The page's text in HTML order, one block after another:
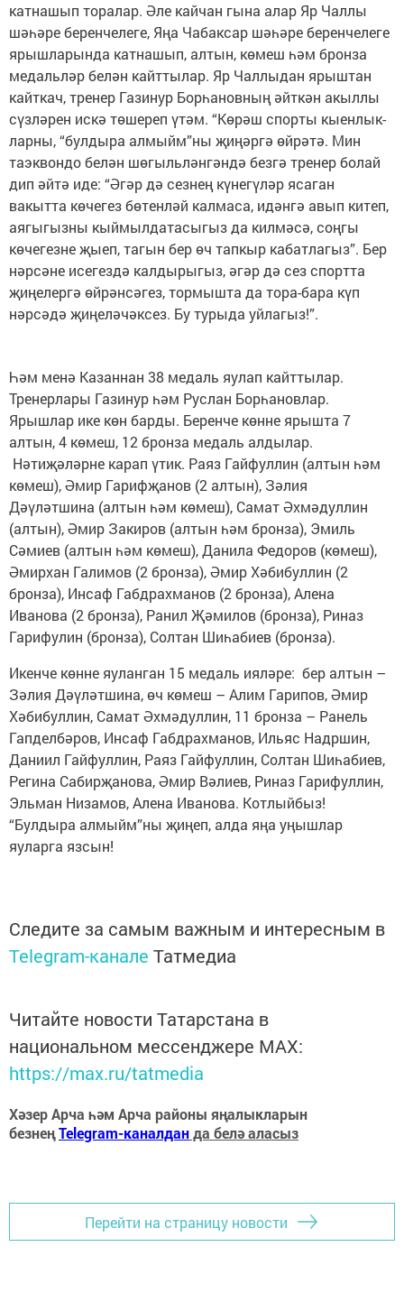
катнашып торалар. Әле кайчан гына алар Яр Чаллы
шәһәре беренчелеге, Яңа Чабаксар шәһәре беренчелеге
ярышларында катнашып, алтын, көмеш һәм бронза
медальләр белән кайттылар. Яр Чаллыдан ярыштан
кайткач, тренер Газинур Борһановның әйткән акыллы
сүзләрен искә төшереп үтәм. “Көрәш спорты кыенлык-
ларны, “булдыра алмыйм”ны җиңәргә өйрәтә. Мин
таэквондо белән шөгыльләнгәндә безгә тренер болай
дип әйтә иде: “Әгәр дә сезнең күнегүләр ясаган
вакытта көчегез бөтенләй калмаса, идәнгә авып китеп,
аягыгызны кыймылдатасыгыз да килмәсә, соңгы
көчегезне җыеп, тагын бер өч тапкыр кабатлагыз”. Бер
нәрсәне исегездә калдырыгыз, әгәр дә сез спортта
җиңелергә өйрәнсәгез, тормышта да тора-бара күп
нәрсәдә җиңеләчәксез. Бу турыда уйлагыз!”.
Һәм менә Казаннан 38 медаль яулап кайттылар.
Тренерлары Газинур һәм Руслан Борһановлар.
Ярышлар ике көн барды. Беренче көнне ярышта 7
алтын, 4 көмеш, 12 бронза медаль алдылар.
Нәтиҗәләрне карап үтик. Раяз Гайфуллин (алтын һәм
көмеш), Әмир Гарифҗанов (2 алтын), Зәлия
Дәүләтшина (алтын һәм көмеш), Самат Әхмәдуллин
(алтын), Әмир Закиров (алтын һәм бронза), Эмиль
Сәмиев (алтын һәм көмеш), Данила Федоров (көмеш),
Әмирхан Галимов (2 бронза), Әмир Хәбибуллин (2
бронза), Инсаф Габдрахманов (2 бронза), Алена
Иванова (2 бронза), Ранил Җәмилов (бронза), Риназ
Гарифулин (бронза), Солтан Шиһабиев (бронза).
Икенче көнне яуланган 15 медаль ияләре: бер алтын –
Зәлия Дәүләтшина, өч көмеш – Алим Гарипов, Әмир
Хәбибуллин, Самат Әхмәдуллин, 11 бронза – Ранель
Гапделбәров, Инсаф Габдрахманов, Ильяс Надршин,
Даниил Гайфуллин, Раяз Гайфуллин, Солтан Шиһабиев,
Регина Сабирҗанова, Әмир Вәлиев, Риназ Гарифуллин,
Эльман Низамов, Алена Иванова. Котлыйбыз!
“Булдыра алмыйм”ны җиңеп, алда яңа уңышлар
яуларга язсын!
Следите за самым важным и интересным в
Telegram-канале Татмедиа
Читайте новости Татарстана в
национальном мессенджере MАХ:
https://max.ru/tatmedia
Хәзер Арча һәм Арча районы яңалыкларын
безнеңTelegram-каналданда белә аласыз
Перейти на страницу новости